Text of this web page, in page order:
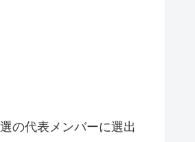
の代表メンバーに選出